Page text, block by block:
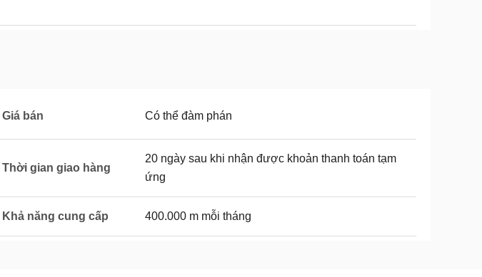
Giá bán Có thể đàm phán
Thời gian giao hàng
20 ngày sau khi nhận được khoản thanh toán tạm
ứng
Khả năng cung cấp 400.000 m mỗi tháng